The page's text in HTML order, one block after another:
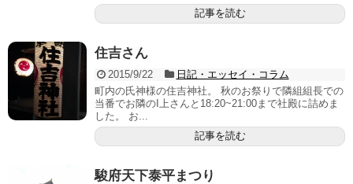
記事を読む
住吉さん
2015/9/22
日記・エッセイ・コラム
町内の氏神様の住吉神社。 秋のお祭りで隣組組長での
当番でお隣のI上さんと18:20~21:00まで社殿に詰めま
した。 お...
記事を読む
駿府天下泰平まつり